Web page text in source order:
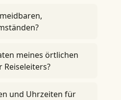
meines örtlichen
und Uhrzeiten für